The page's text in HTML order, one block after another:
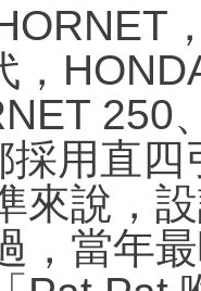
，
250
用直
來說，
，當年